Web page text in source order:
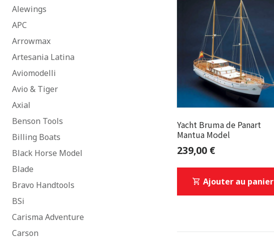
Alewings
APC
Arrowmax
Artesania Latina
Aviomodelli
Avio & Tiger
Axial
Benson Tools
Billing Boats
Black Horse Model
Blade
Bravo Handtools
BSi
Carisma Adventure
Carson
Yacht Bruma de Panart
Mantua Model
239,00 €
Ajouter au panier